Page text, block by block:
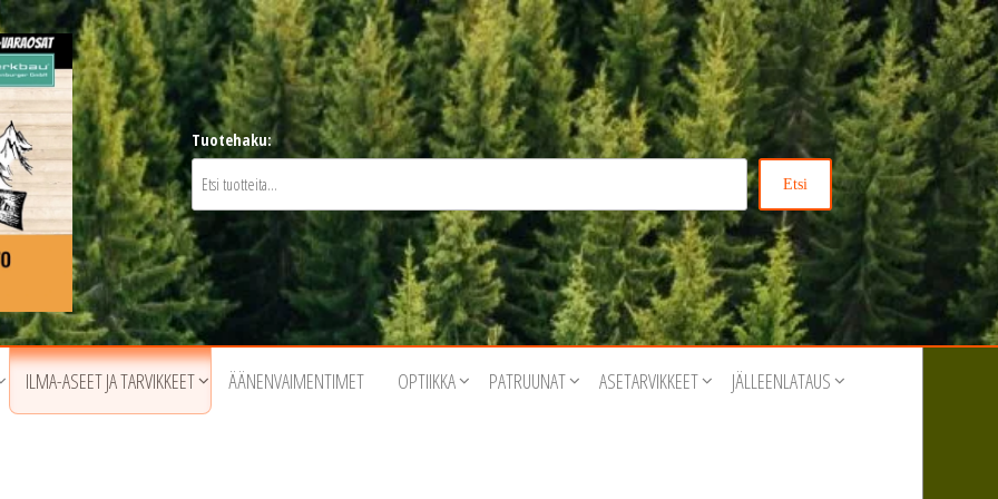
Tuotehaku:
Etsi
ILMA-ASEET JA TARVIKKEET ÄÄNENVAIMENTIMET OPTIIKKA PATRUUNAT ASETARVIKKEET JÄLLEENLATAUS